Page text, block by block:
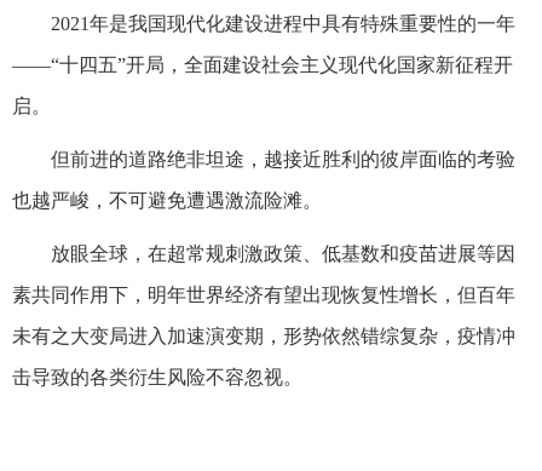
2021年是我国现代化建设进程中具有特殊重要性的一年
——“十四五”开局，全面建设社会主义现代化国家新征程开
启。
但前进的道路绝非坦途，越接近胜利的彼岸面临的考验
也越严峻，不可避免遭遇激流险滩。
放眼全球，在超常规刺激政策、低基数和疫苗进展等因
素共同作用下，明年世界经济有望出现恢复性增长，但百年
未有之大变局进入加速演变期，形势依然错综复杂，疫情冲
击导致的各类衍生风险不容忽视。